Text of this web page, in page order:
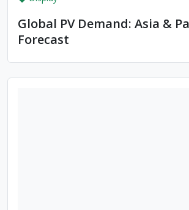
Global PV Demand: Asia &
Forecast